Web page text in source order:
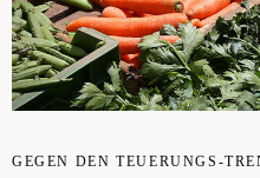
GEGEN DEN TEUE­RUNGS-